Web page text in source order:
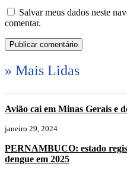
Salvar meus dados neste
comentar.
» Mais Lidas
Avião cai em Minas Gerais e
janeiro 29, 2024
PERNAMBUCO: estado
dengue em 2025